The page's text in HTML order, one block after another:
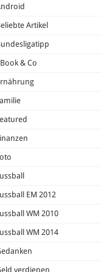
Artikel
& Co
EM 2012
WM 2010
WM 2014
verdienen